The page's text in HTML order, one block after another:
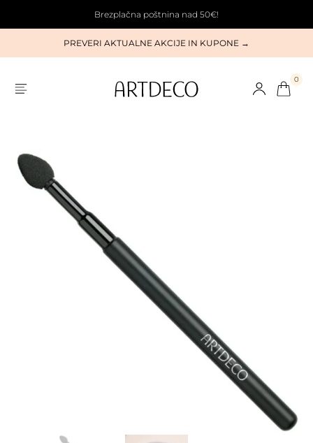
Brezplačna poštnina nad 50€!
PREVERI AKTUALNE AKCIJE IN KUPONE →
0